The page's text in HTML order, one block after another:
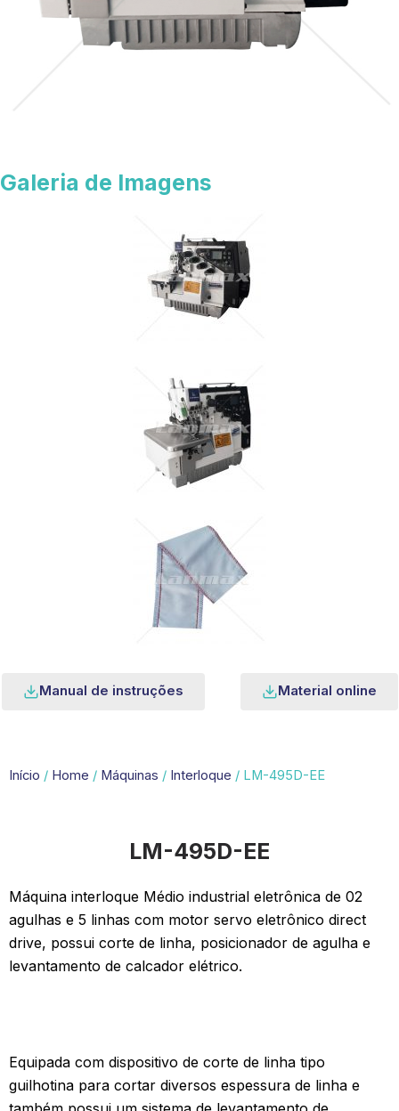
Galeria de Imagens
Manual de instruções Material online
Início / Home / Máquinas / Interloque / LM-495D-EE
LM-495D-EE
Máquina interloque Médio industrial eletrônica de 02
agulhas e 5 linhas com motor servo eletrônico direct
drive, possui corte de linha, posicionador de agulha e
levantamento de calcador elétrico.
Equipada com dispositivo de corte de linha tipo
guilhotina para cortar diversos espessura de linha e